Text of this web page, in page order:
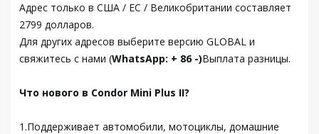
Адрес только в США / ЕС / Великобритании составляет
2799 долларов.
Для других адресов выберите версию GLOBAL и
свяжитесь с нами (WhatsApp: + 86 -)Выплата разницы.
Что нового в Condor Mini Plus II?
1.Поддерживает автомобили, мотоциклы, домашние